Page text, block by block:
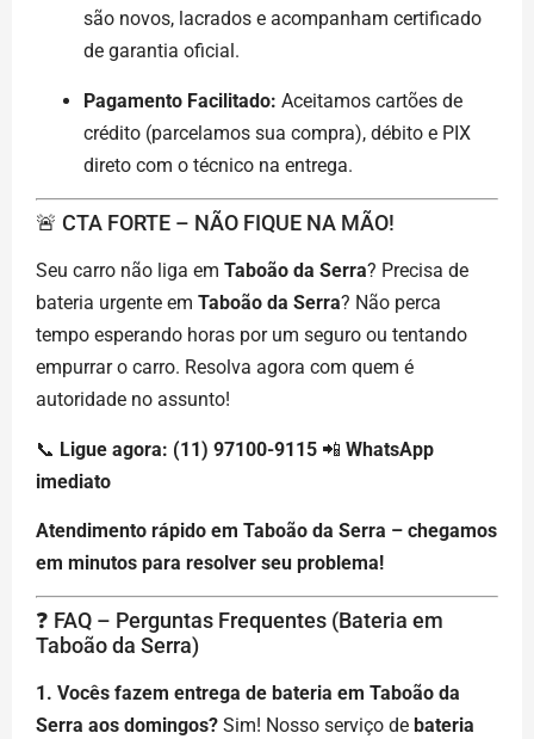
são novos, lacrados e acompanham certificado
de garantia oficial.
Pagamento Facilitado: Aceitamos cartões de
crédito (parcelamos sua compra), débito e PIX
direto com o técnico na entrega.
🚨 CTA FORTE – NÃO FIQUE NA MÃO!
Seu carro não liga em Taboão da Serra? Precisa de
bateria urgente em Taboão da Serra? Não perca
tempo esperando horas por um seguro ou tentando
empurrar o carro. Resolva agora com quem é
autoridade no assunto!
📞 Ligue agora: (11) 97100-9115 📲 WhatsApp
imediato
Atendimento rápido em Taboão da Serra – chegamos
em minutos para resolver seu problema!
❓ FAQ – Perguntas Frequentes (Bateria em
Taboão da Serra)
1. Vocês fazem entrega de bateria em Taboão da
Serra aos domingos? Sim! Nosso serviço de bateria